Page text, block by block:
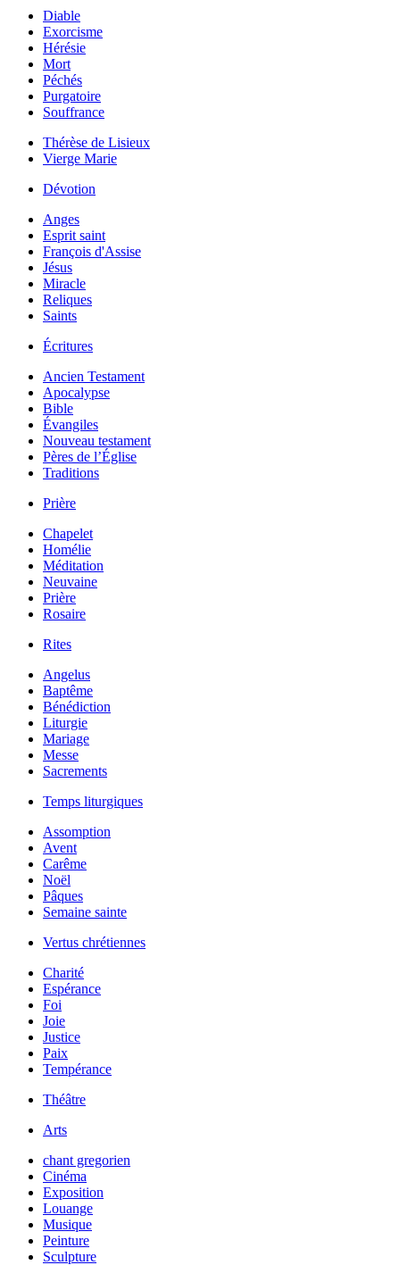
Diable
Exorcisme
Hérésie
Mort
Péchés
Purgatoire
Souffrance
Thérèse de Lisieux
Vierge Marie
Dévotion
Anges
Esprit saint
François d'Assise
Jésus
Miracle
Reliques
Saints
Écritures
Ancien Testament
Apocalypse
Bible
Évangiles
Nouveau testament
Pères de l’Église
Traditions
Prière
Chapelet
Homélie
Méditation
Neuvaine
Prière
Rosaire
Rites
Angelus
Baptême
Bénédiction
Liturgie
Mariage
Messe
Sacrements
Temps liturgiques
Assomption
Avent
Carême
Noël
Pâques
Semaine sainte
Vertus chrétiennes
Charité
Espérance
Foi
Joie
Justice
Paix
Tempérance
Théâtre
Arts
chant gregorien
Cinéma
Exposition
Louange
Musique
Peinture
Sculpture